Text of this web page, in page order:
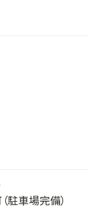
駐車場完備）